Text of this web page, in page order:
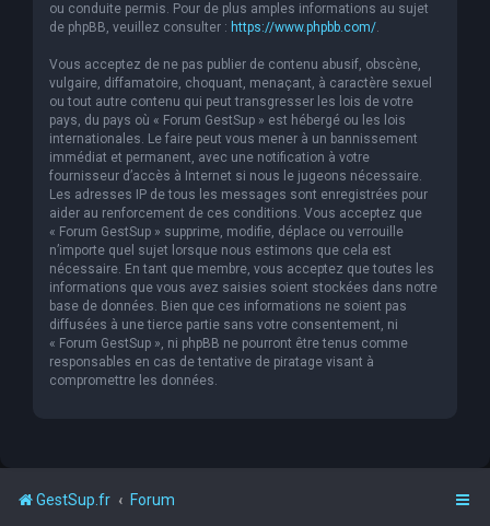
ou conduite permis. Pour de plus amples informations au sujet
de phpBB, veuillez consulter : https://www.phpbb.com/.
Vous acceptez de ne pas publier de contenu abusif, obscène,
vulgaire, diffamatoire, choquant, menaçant, à caractère sexuel
ou tout autre contenu qui peut transgresser les lois de votre
pays, du pays où « Forum GestSup » est hébergé ou les lois
internationales. Le faire peut vous mener à un bannissement
immédiat et permanent, avec une notification à votre
fournisseur d’accès à Internet si nous le jugeons nécessaire.
Les adresses IP de tous les messages sont enregistrées pour
aider au renforcement de ces conditions. Vous acceptez que
« Forum GestSup » supprime, modifie, déplace ou verrouille
n’importe quel sujet lorsque nous estimons que cela est
nécessaire. En tant que membre, vous acceptez que toutes les
informations que vous avez saisies soient stockées dans notre
base de données. Bien que ces informations ne soient pas
diffusées à une tierce partie sans votre consentement, ni
« Forum GestSup », ni phpBB ne pourront être tenus comme
responsables en cas de tentative de piratage visant à
compromettre les données.
GestSup.fr Forum